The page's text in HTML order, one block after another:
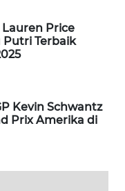
Price
Terbaik
Kevin Schwantz
Prix Amerika di